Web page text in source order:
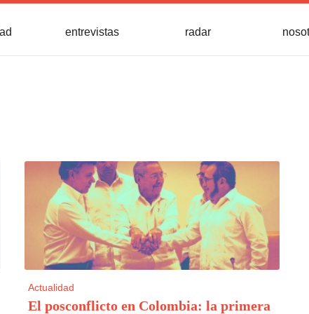
entrevistas radar
Actualidad
El posconflicto en Colombia: la primera